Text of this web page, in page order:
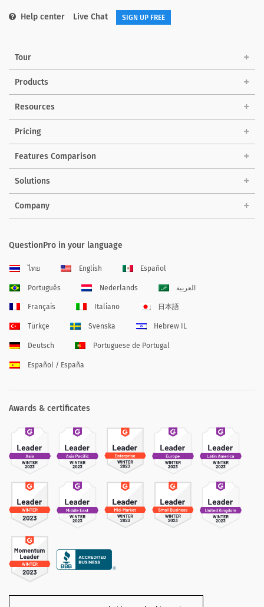
Help center Live Chat SIGN UP FREE
Tour
Products
Resources
Pricing
Features Comparison
Solutions
Company
QuestionPro in your language
ไทย English Español
Português Nederlands العربية
Français Italiano 日本語
Türkçe Svenska Hebrew IL
Deutsch Portuguese de Portugal
Español / España
Awards & certificates